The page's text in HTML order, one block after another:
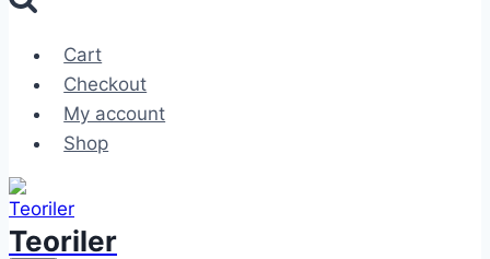
Cart
Checkout
My account
Shop
Teoriler